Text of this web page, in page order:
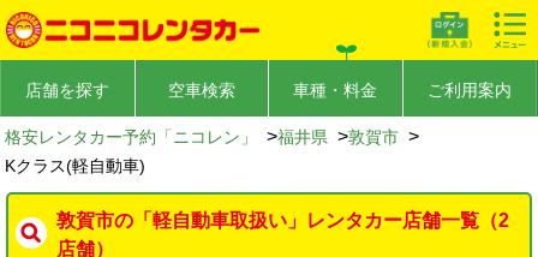
店舗を探す 空車検索 車種・料金 ご利用案内
格安レンタカー予約「ニコレン」 >福井県 >敦賀市 >
Kクラス(軽自動車)
敦賀市の「軽自動車取扱い」レンタカー店舗一覧（2
店舗）